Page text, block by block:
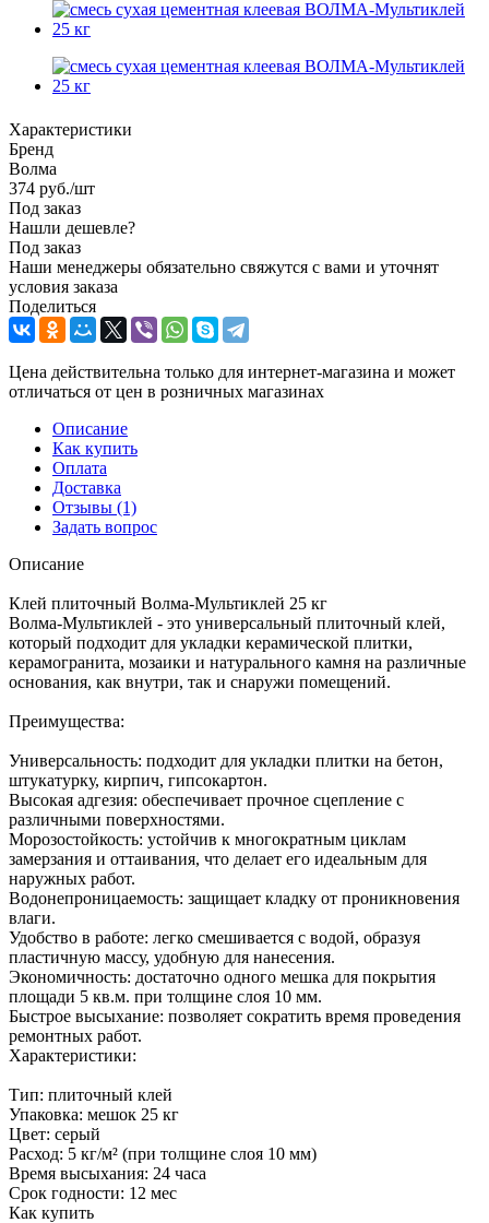
Характеристики
Бренд
Волма
374 руб./шт
Под заказ
Нашли дешевле?
Под заказ
Наши менеджеры обязательно свяжутся с вами и уточнят
условия заказа
Поделиться
Цена действительна только для интернет-магазина и может
отличаться от цен в розничных магазинах
Описание
Как купить
Оплата
Доставка
Отзывы (1)
Задать вопрос
Описание
Клей плиточный Волма-Мультиклей 25 кг
Волма-Мультиклей - это универсальный плиточный клей,
который подходит для укладки керамической плитки,
керамогранита, мозаики и натурального камня на различные
основания, как внутри, так и снаружи помещений.
Преимущества:
Универсальность: подходит для укладки плитки на бетон,
штукатурку, кирпич, гипсокартон.
Высокая адгезия: обеспечивает прочное сцепление с
различными поверхностями.
Морозостойкость: устойчив к многократным циклам
замерзания и оттаивания, что делает его идеальным для
наружных работ.
Водонепроницаемость: защищает кладку от проникновения
влаги.
Удобство в работе: легко смешивается с водой, образуя
пластичную массу, удобную для нанесения.
Экономичность: достаточно одного мешка для покрытия
площади 5 кв.м. при толщине слоя 10 мм.
Быстрое высыхание: позволяет сократить время проведения
ремонтных работ.
Характеристики:
Тип: плиточный клей
Упаковка: мешок 25 кг
Цвет: серый
Расход: 5 кг/м² (при толщине слоя 10 мм)
Время высыхания: 24 часа
Срок годности: 12 мес
Как купить